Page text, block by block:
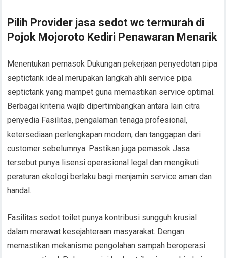
Pilih Provider jasa sedot wc termurah di
Pojok Mojoroto Kediri Penawaran Menarik
Menentukan pemasok Dukungan pekerjaan penyedotan pipa
septictank ideal merupakan langkah ahli service pipa
septictank yang mampet guna memastikan service optimal.
Berbagai kriteria wajib dipertimbangkan antara lain citra
penyedia Fasilitas, pengalaman tenaga profesional,
ketersediaan perlengkapan modern, dan tanggapan dari
customer sebelumnya. Pastikan juga pemasok Jasa
tersebut punya lisensi operasional legal dan mengikuti
peraturan ekologi berlaku bagi menjamin service aman dan
handal.
Fasilitas sedot toilet punya kontribusi sungguh krusial
dalam merawat kesejahteraan masyarakat. Dengan
memastikan mekanisme pengolahan sampah beroperasi